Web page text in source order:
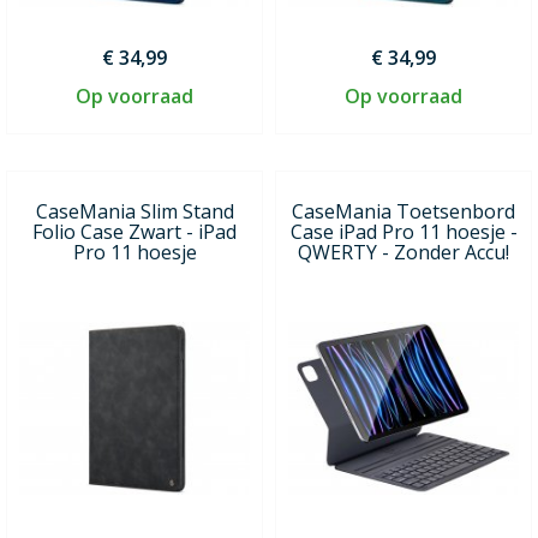
€ 34,99
Op voorraad
€ 34,99
Op voorraad
CaseMania Slim Stand
Folio Case Zwart - iPad
Pro 11 hoesje
CaseMania Toetsenbord
Case iPad Pro 11 hoesje -
QWERTY - Zonder Accu!